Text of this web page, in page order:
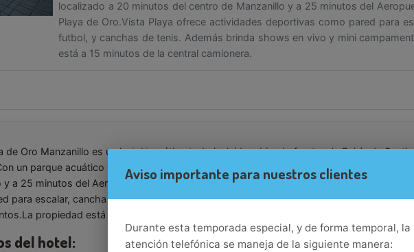
localizado a 20 minutos del centro de Manzanillo y a 25 minutos del
Playa de Oro.Vista Playa ofrece actividades deportivas como pared para
futbol, y canchas de tenis. Además brinda shows en vivo y mini
está a 15 minutos de la central camionera.
de Oro Manzanillo es un hotel temático todo incluido, ubicado frente a la Bahía de
un parque acuático y estacionamiento gratuito se encuentra localizado a 20 minutos
y a 25 minutos del Aeropuerto Internacional Playa de Oro.Vista Playa ofrece actividades
para escalar, cancha de futbol, y canchas de tenis. Además brinda shows en vivo y
propiedad está a 15 minutos de la central camionera.
del hotel:
Aviso importante para nuestros clientes
Durante esta temporada especial, y de forma temporal, la
atención telefónica se maneja de la siguiente manera: